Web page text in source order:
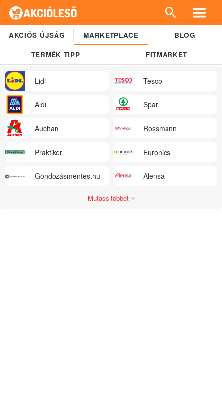
AKCIÓS ÚJSÁG MARKETPLACE BLOG
TERMÉK TIPP FITMARKET
Lidl Tesco
Aldi Spar
Auchan Rossmann
Praktiker Euronics
Gondozásmentes.hu Alensa
Mutass többet